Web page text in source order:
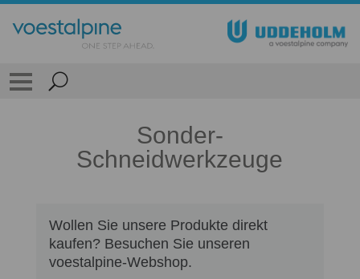
Sonder-
Schneidwerkzeuge
Wollen Sie unsere Produkte direkt
kaufen? Besuchen Sie unseren
voestalpine-Webshop.